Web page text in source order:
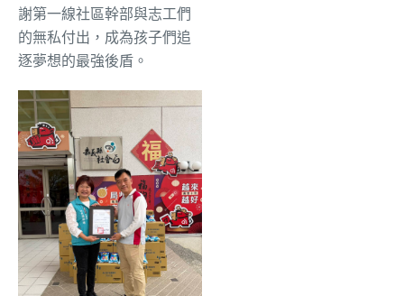
謝第一線社區幹部與志工們
的無私付出，成為孩子們追
逐夢想的最強後盾。